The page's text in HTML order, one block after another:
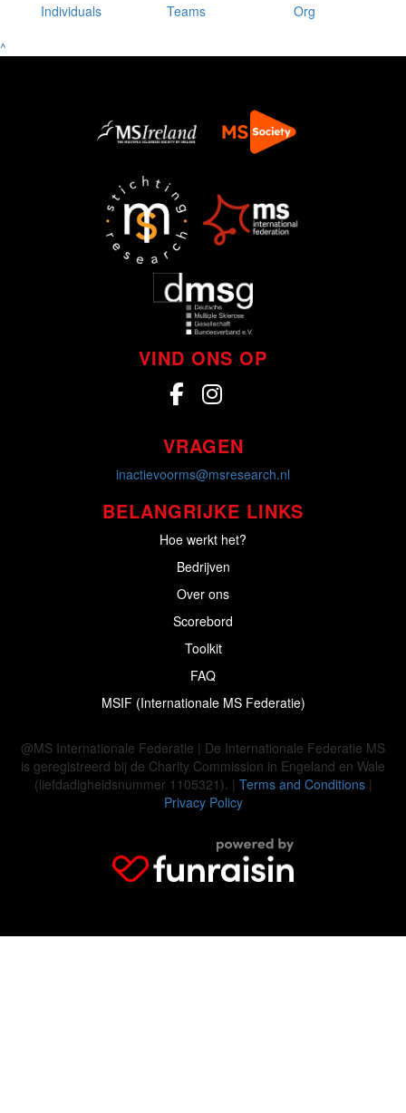
Individuals Teams
Org
^
VIND ONS OP
VRAGEN
inactievoorms@msresearch.nl
BELANGRIJKE LINKS
Hoe werkt het?
Bedrijven
Over ons
Scorebord
Toolkit
FAQ
MSIF (Internationale MS Federatie)
@MS Internationale Federatie | De Internationale Federatie MS
is geregistreerd bij de Charity Commission in Engeland en Wale
(liefdadigheidsnummer 1105321). | Terms and Conditions|
Privacy Policy